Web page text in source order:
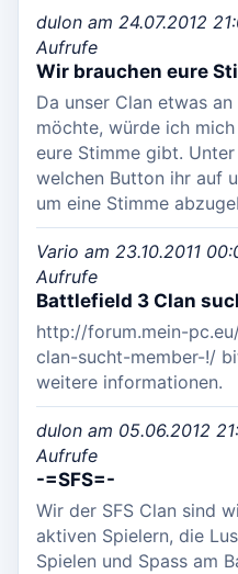
dulon am 24.07.2012
Aufrufe
Wir brauchen eure
Da unser Clan etwas
möchte, würde ich
eure Stimme gibt.
welchen Button ihr auf
um eine Stimme
Vario am 23.10.2011
Aufrufe
Battlefield 3 Clan
http://forum.mein-
clan-sucht-member-!/
weitere informationen.
dulon am 05.06.2012
Aufrufe
-=SFS=-
Wir der SFS Clan sind
aktiven Spielern, die
Spielen und Spass am